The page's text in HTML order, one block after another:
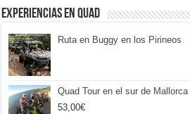
Experiencias en Quad
Ruta en Buggy en los Pirineos
Quad Tour en el sur de Mallorca
53,00€